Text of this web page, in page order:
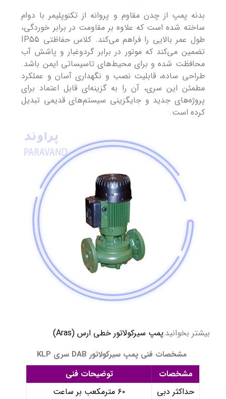
بدنه پمپ از چدن مقاوم و پروانه از تکنوپلیمر با دوام
ساخته شده است که علاوه بر مقاومت در برابر خوردگی،
طول عمر بالایی را فراهم می‌کند. کلاس حفاظتی IP55
تضمین می‌کند که موتور در برابر گردوغبار و پاشش آب
محافظت شده و برای محیط‌های تاسیساتی ایمن باشد.
طراحی ساده، قابلیت نصب و نگهداری آسان و عملکرد
مطمئن این سری، آن را به گزینه‌ای قابل اعتماد برای
پروژه‌های جدید و جایگزینی سیستم‌های قدیمی تبدیل
کرده است.
بیشتر بخوانید:پمپ سیرکولاتور خطی ارس (Aras)
مشخصات فنی پمپ سیرکولاتور DAB سری KLP
مشخصات
توضیحات فنی
حداکثر دبی
۶۰ مترمکعب بر ساعت